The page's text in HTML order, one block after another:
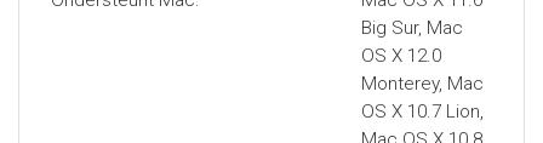
Big Sur, Mac
OS X 12.0
Monterey, Mac
OS X 10.7 Lion,